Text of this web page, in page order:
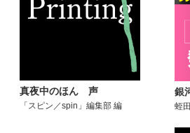
真夜中のほん 声
「スピン／spin」編集部 編
銀
蛭